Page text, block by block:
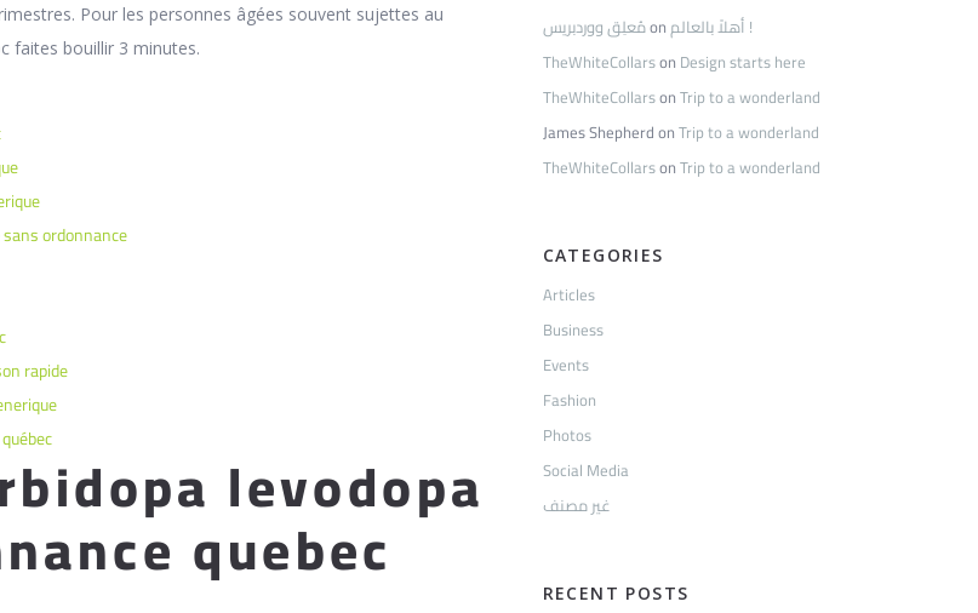
Pour les personnes âgées souvent sujettes au
faites bouillir 3 minutes.
ordonnance
rapide
levodopa
quebec
مُعلِق ووردبريسon
أهلاً بالعالم !
TheWhiteCollarson Design starts here
TheWhiteCollarsonTrip to a wonderland
James ShepherdonTrip to a wonderland
TheWhiteCollarsonTrip to a wonderland
CATEGORIES
Articles
Business
Events
Fashion
Photos
Social Media
غير مصنف
RECENT POSTS